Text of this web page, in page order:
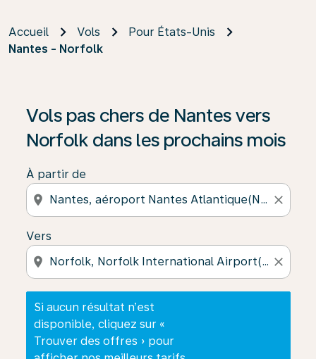
Accueil Vols
Pour États-Unis
Nantes - Norfolk
Vols pas chers de Nantes vers
Norfolk dans les prochains mois
À partir de
location_on close
Vers
location_on close
Si aucun résultat n’est
disponible, cliquez sur «
Trouver des offres » pour
Si aucun résultat n’est disponible, cliquez sur «